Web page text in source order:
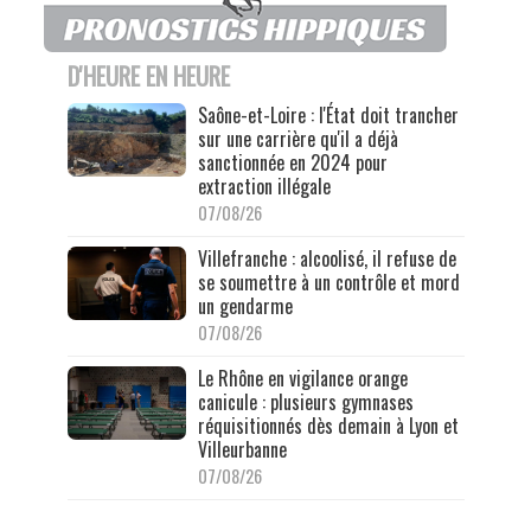
D'HEURE EN HEURE
Saône-et-Loire : l'État doit trancher
sur une carrière qu'il a déjà
sanctionnée en 2024 pour
extraction illégale
07/08/26
Villefranche : alcoolisé, il refuse de
se soumettre à un contrôle et mord
un gendarme
07/08/26
Le Rhône en vigilance orange
canicule : plusieurs gymnases
réquisitionnés dès demain à Lyon et
Villeurbanne
07/08/26